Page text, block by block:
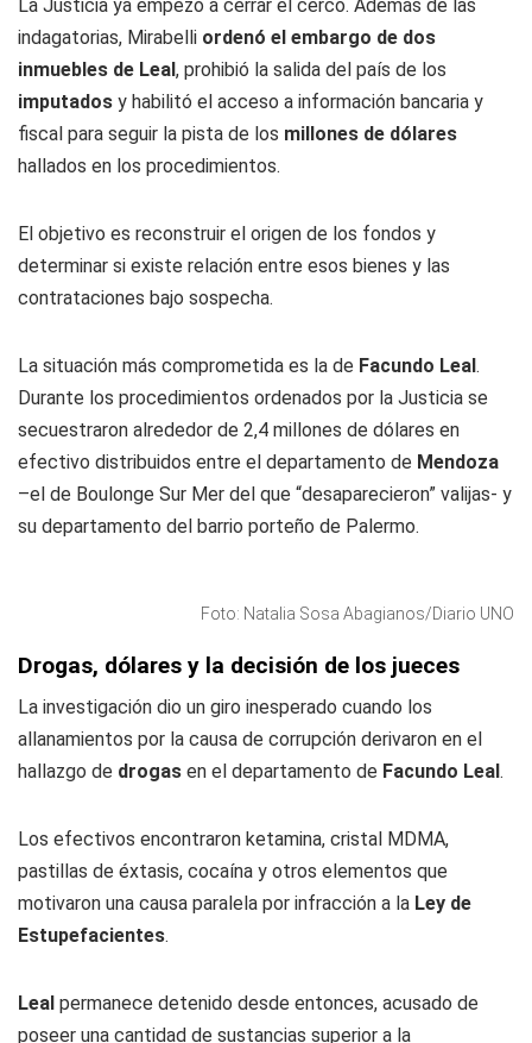
La Justicia ya empezó a cerrar el cerco. Además de las
indagatorias, Mirabelli ordenó el embargo de dos
inmuebles de Leal, prohibió la salida del país de los
imputados y habilitó el acceso a información bancaria y
fiscal para seguir la pista de los millones de dólares
hallados en los procedimientos.
El objetivo es reconstruir el origen de los fondos y
determinar si existe relación entre esos bienes y las
contrataciones bajo sospecha.
La situación más comprometida es la de Facundo Leal.
Durante los procedimientos ordenados por la Justicia se
secuestraron alrededor de 2,4 millones de dólares en
efectivo distribuidos entre el departamento de Mendoza
–el de Boulonge Sur Mer del que “desaparecieron” valijas- y
su departamento del barrio porteño de Palermo.
Foto: Natalia Sosa Abagianos/Diario UNO
Drogas, dólares y la decisión de los jueces
La investigación dio un giro inesperado cuando los
allanamientos por la causa de corrupción derivaron en el
hallazgo de drogas en el departamento de Facundo Leal.
Los efectivos encontraron ketamina, cristal MDMA,
pastillas de éxtasis, cocaína y otros elementos que
motivaron una causa paralela por infracción a la Ley de
Estupefacientes.
Leal permanece detenido desde entonces, acusado de
poseer una cantidad de sustancias superior a la